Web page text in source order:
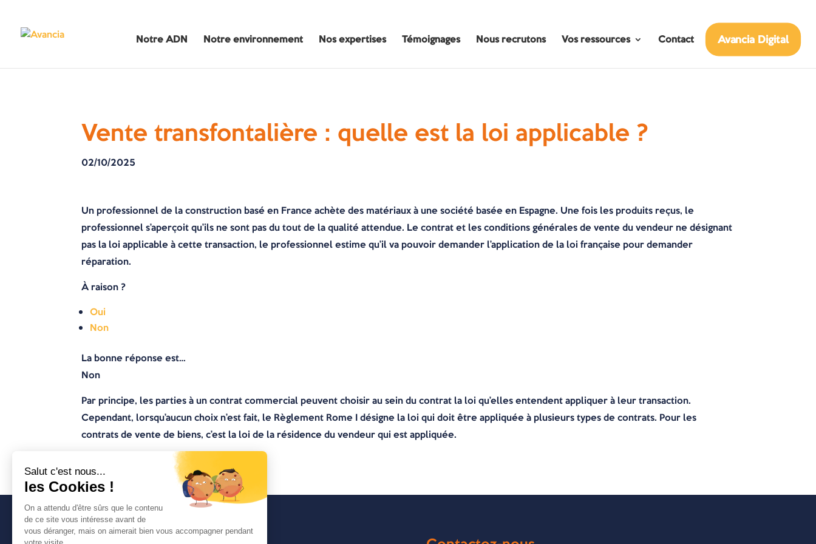
Notre ADN Notre environnement Nos expertises Témoignages Nous recrutons Vos ressources Contact Avancia Digital
Vente transfontalière : quelle est la loi applicable ?
02/10/2025
Un professionnel de la construction basé en France achète des matériaux à une société basée en Espagne. Une fois les produits reçus, le
professionnel s’aperçoit qu’ils ne sont pas du tout de la qualité attendue. Le contrat et les conditions générales de vente du vendeur ne désignant
pas la loi applicable à cette transaction, le professionnel estime qu’il va pouvoir demander l’application de la loi française pour demander
réparation.
À raison ?
Oui
Non
La bonne réponse est…
Non
Par principe, les parties à un contrat commercial peuvent choisir au sein du contrat la loi qu’elles entendent appliquer à leur transaction.
Cependant, lorsqu’aucun choix n’est fait, le Règlement Rome I désigne la loi qui doit être appliquée à plusieurs types de contrats. Pour les
contrats de vente de biens, c’est la loi de la résidence du vendeur qui est appliquée.